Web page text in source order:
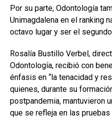
Por su parte, Odontología
Unimagdalena en el ranking
octavo lugar y ser el
Rosalía Bustillo Verbel,
Odontología, recibió con
énfasis en “la tenacidad y
quienes, durante su
postpandemia, mantuvieron
que se refleja en las pruebas